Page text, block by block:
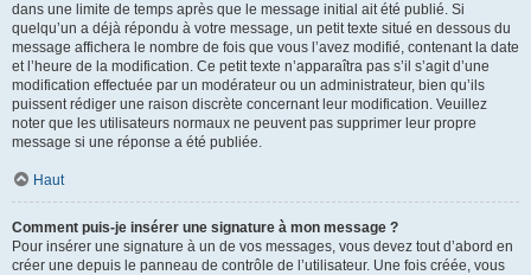
dans une limite de temps après que le message initial ait été publié. Si
quelqu’un a déjà répondu à votre message, un petit texte situé en dessous du
message affichera le nombre de fois que vous l’avez modifié, contenant la date
et l’heure de la modification. Ce petit texte n’apparaîtra pas s’il s’agit d’une
modification effectuée par un modérateur ou un administrateur, bien qu’ils
puissent rédiger une raison discrète concernant leur modification. Veuillez
noter que les utilisateurs normaux ne peuvent pas supprimer leur propre
message si une réponse a été publiée.
Haut
Comment puis-je insérer une signature à mon message ?
Pour insérer une signature à un de vos messages, vous devez tout d’abord en
créer une depuis le panneau de contrôle de l’utilisateur. Une fois créée, vous